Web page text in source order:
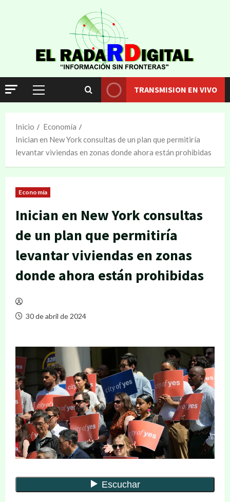
TRANSMISION EN VIVO
Inicio
Economía
Inician en New York consultas de un plan que permitiría
levantar viviendas en zonas donde ahora están prohibidas
Economía
Inician en New York consultas
de un plan que permitiría
levantar viviendas en zonas
donde ahora están prohibidas
30 de abril de 2024